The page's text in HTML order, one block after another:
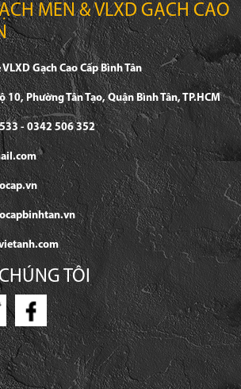
MEN & VLXD GẠCH CAO
Gạch Cao Cấp Bình Tân
Phường Tân Tạo, Quận Bình Tân, TP.HCM
- 0342 506 352
TÔI